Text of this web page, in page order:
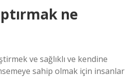
ne
ve sağlıklı ve kendine
sahip olmak için insanlar